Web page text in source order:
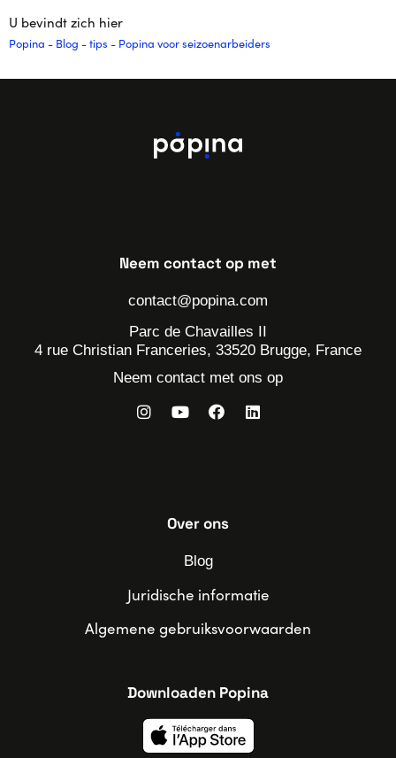
U bevindt zich hier
Popina - Blog -tips - Popina voor seizoenarbeiders
Neem contact op met
contact@popina.com
Parc de Chavailles II
4 rue Christian Franceries, 33520 Brugge, France
Neem contact met ons op
Over ons
Blog
Juridische informatie
Algemene gebruiksvoorwaarden
Downloaden Popina